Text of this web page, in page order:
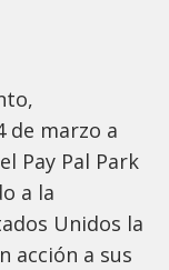
de marzo a
Pay Pal Park
a la
Unidos la
acción a sus